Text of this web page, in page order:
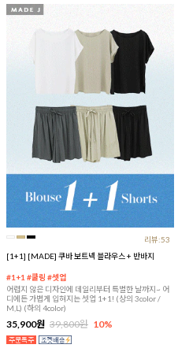
리뷰:53
[1+1] [MADE] 쿠바 보트넥 블라우스 + 반바지
#1+1 #쿨링 #셋업
어렵지 않은 디자인에 데일리부터 특별한 날까지~ 어
디에든 가볍게 입혀지는 셋업 1+1! (상의 3color /
M,L) (하의 4color)
35,900원 39,800원 10%